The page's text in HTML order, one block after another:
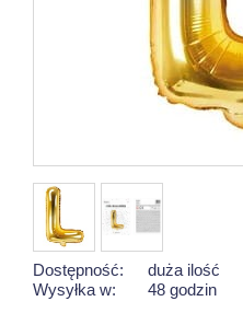
Dostępność:
duża ilość
Wysyłka w:
48 godzin